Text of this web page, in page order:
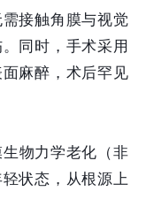
接触角膜与视觉
同时，手术采用
麻醉，术后罕见
物力学老化（非
状态，从根源上